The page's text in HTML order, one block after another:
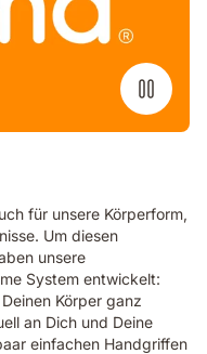
für unsere Körperform,
Um diesen
unsere
System entwickelt:
Körper ganz
an Dich und Deine
einfachen Handgriffen